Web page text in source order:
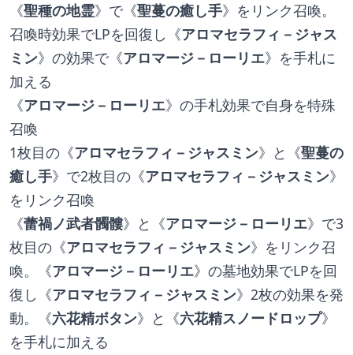
《聖種の地霊》で《聖蔓の癒し手》をリンク召喚。
召喚時効果でLPを回復し《アロマセラフィ－ジャス
ミン》の効果で《アロマージ－ローリエ》を手札に
加える
《アロマージ－ローリエ》の手札効果で自身を特殊
召喚
1枚目の《アロマセラフィ－ジャスミン》と《聖蔓の
癒し手》で2枚目の《アロマセラフィ－ジャスミン》
をリンク召喚
《蕾禍ノ武者髑髏》と《アロマージ－ローリエ》で3
枚目の《アロマセラフィ－ジャスミン》をリンク召
喚。《アロマージ－ローリエ》の墓地効果でLPを回
復し《アロマセラフィ－ジャスミン》2枚の効果を発
動。《六花精ボタン》と《六花精スノードロップ》
を手札に加える